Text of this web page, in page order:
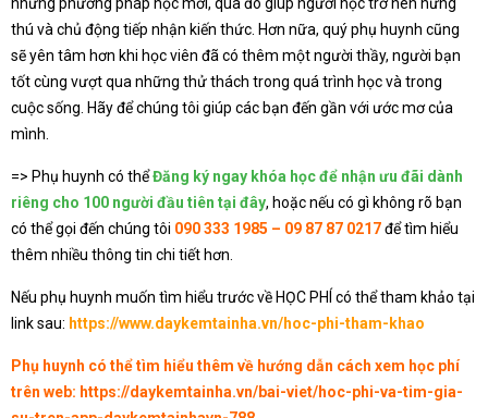
thú và chủ động tiếp nhận kiến thức. Hơn nữa, quý phụ huynh cũng
sẽ yên tâm hơn khi học viên đã có thêm một người thầy, người bạn
tốt cùng vượt qua những thử thách trong quá trình học và trong
cuộc sống. Hãy để chúng tôi giúp các bạn đến gần với ước mơ của
mình.
=> Phụ huynh có thểĐăng ký ngay khóa học để nhận ưu đãi dành
riêng cho 100 người đầu tiên tại đây, hoặc nếu có gì không rõ bạn
có thể gọi đến chúng tôi 090 333 1985 – 09 87 87 0217để tìm hiểu
thêm nhiều thông tin chi tiết hơn.
Nếu phụ huynh muốn tìm hiểu trước về HỌC PHÍ có thể tham khảo tại
link sau: https://www.daykemtainha.vn/hoc-phi-tham-khao
Phụ huynh có thể tìm hiểu thêm về hướng dẫn cách xem học phí
trên web: https://daykemtainha.vn/bai-viet/hoc-phi-va-tim-gia-